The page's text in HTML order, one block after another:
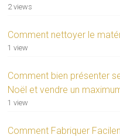
2 views
Comment nettoyer le
1 view
Comment bien présenter
Noël et vendre un
1 view
Comment Fabriquer